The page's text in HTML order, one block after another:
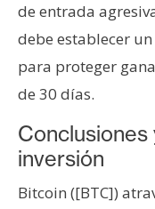
de entrada
debe establecer
para proteger
de 30 días.
inversión
Bitcoin ([BTC])